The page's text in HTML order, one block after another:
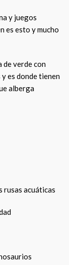
y juegos
es esto y mucho
de verde con
es donde tienen
alberga
rusas acuáticas